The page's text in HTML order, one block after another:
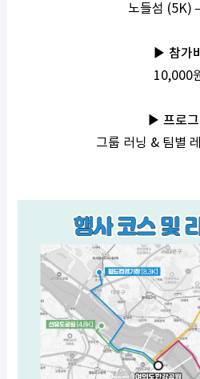
노들섬 (5K)
▶ 참가비
10,000
▶ 프로그
그룹 러닝 & 팀별